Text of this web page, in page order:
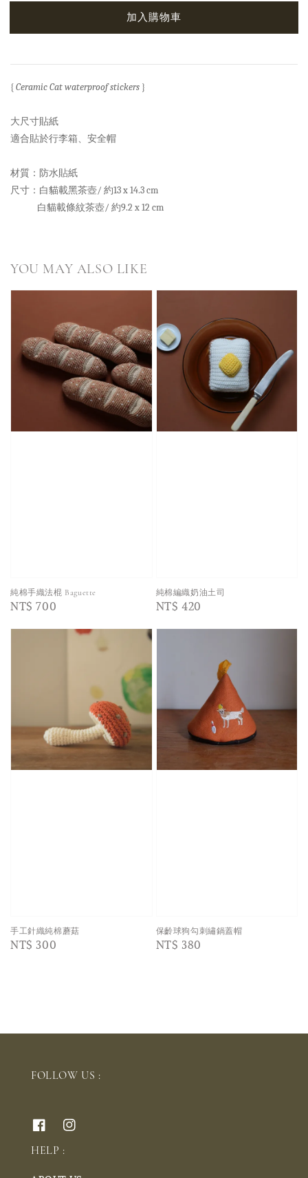
加入購物車
{Ceramic Cat waterproof stickers }
大尺寸貼紙
適合貼於行李箱、安全帽
材質：防水貼紙
尺寸：白貓載黑茶壺/ 約13 x 14.3 cm
白貓載條紋茶壺/ 約9.2 x 12 cm
YOU MAY ALSO LIKE
純棉手織法棍 Baguette
Regular
NT$ 700
純棉編織奶油土司
Regular
NT$ 420
手工針織純棉蘑菇
Regular
NT$ 300
保齡球狗勾刺繡鍋蓋帽
Regular
NT$ 380
FOLLOW US :
HELP :